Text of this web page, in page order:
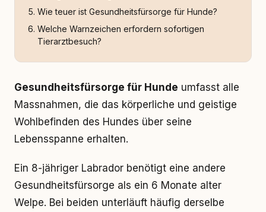
Wie teuer ist Gesundheitsfürsorge für Hunde?
Welche Warnzeichen erfordern sofortigen
Tierarztbesuch?
Gesundheitsfürsorge für Hunde umfasst alle
Massnahmen, die das körperliche und geistige
Wohlbefinden des Hundes über seine
Lebensspanne erhalten.
Ein 8-jähriger Labrador benötigt eine andere
Gesundheitsfürsorge als ein 6 Monate alter
Welpe. Bei beiden unterläuft häufig derselbe